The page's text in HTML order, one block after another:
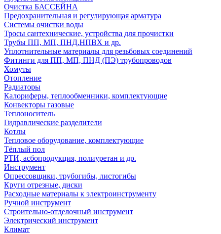
Очистка БАССЕЙНА
Предохранительная и регулирующая арматура
Системы очистки воды
Тросы сантехнические, устройства для прочистки
Трубы ПП, МП, ПНД,НПВХ и др.
Уплотнительные материалы для резьбовых соединений
Фитинги для ПП, МП, ПНД (ПЭ) трубопроводов
Хомуты
Отопление
Радиаторы
Калориферы, теплообменники, комплектующие
Конвекторы газовые
Теплоноситель
Гидравлические разделители
Котлы
Тепловое оборудование, комплектующие
Тёплый пол
РТИ, асбопродукция, полиуретан и др.
Инструмент
Опрессовщики, трубогибы, листогибы
Круги отрезные, диски
Расходные материалы к электроинструменту
Ручной инструмент
Строительно-отделочный инструмент
Электрический инструмент
Климат